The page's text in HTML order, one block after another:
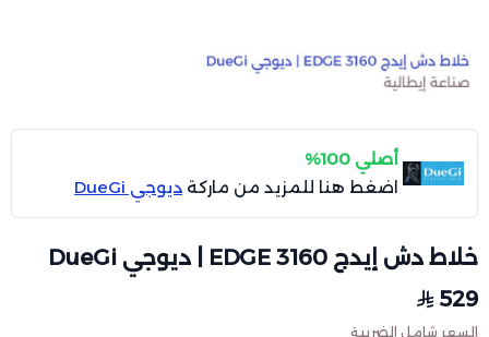
أصلي 100%
اضغط هنا للمزيد من ماركة ديوجي DueGi
خلاط دش إيدج EDGE 3160 | ديوجي DueGi
529
السعر شامل الضريبة